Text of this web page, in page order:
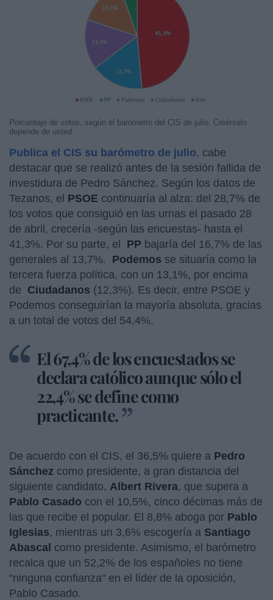
Porcentaje de votos, según el barómetro del CIS de julio. Creérselo
depende de usted.
Publica el CIS su barómetro de julio, cabe
destacar que se realizó antes de la sesión fallida de
investidura de Pedro Sánchez. Según los datos de
Tezanos, el PSOE continuaría al alza: del 28,7% de
los votos que consiguió en las urnas el pasado 28
de abril, crecería -según las encuestas- hasta el
41,3%. Por su parte, el PP bajaría del 16,7% de las
generales al 13,7%.
Podemos se situaría como la
tercera fuerza política, con un 13,1%, por encima
de Ciudadanos (12,3%). Es decir, entre PSOE y
Podemos conseguirían la mayoría absoluta, gracias
a un total de votos del 54,4%.
El 67,4% de los encuestados se
declara católico aunque sólo el
22,4% se define como
practicante.
De acuerdo con el CIS, el 36,5% quiere a Pedro
Sánchez como presidente, a gran distancia del
siguiente candidato, Albert Rivera, que supera a
Pablo Casado con el 10,5%, cinco décimas más de
las que recibe el popular. El 8,8% aboga por Pablo
Iglesias, mientras un 3,6% escogería a Santiago
Abascal como presidente. Asimismo, el barómetro
recalca que un 52,2% de los españoles no tiene
"ninguna confianza" en el líder de la oposición,
Pablo Casado.